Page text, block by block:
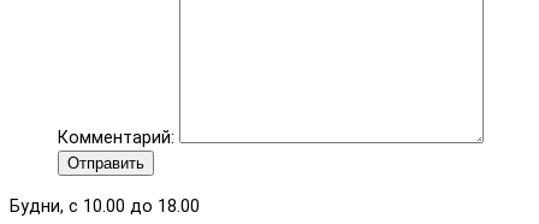
Комментарий:
Отправить
Будни, с 10.00 до 18.00